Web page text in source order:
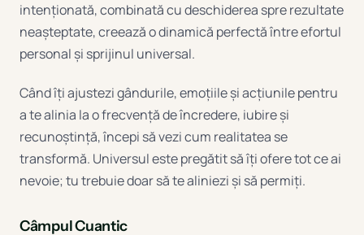
intenționată, combinată cu deschiderea spre rezultate
neașteptate, creează o dinamică perfectă între efortul
personal și sprijinul universal.
Când îți ajustezi gândurile, emoțiile și acțiunile pentru
a te alinia la o frecvență de încredere, iubire și
recunoștință, începi să vezi cum realitatea se
transformă. Universul este pregătit să îți ofere tot ce ai
nevoie; tu trebuie doar să te aliniezi și să permiți.
Câmpul Cuantic